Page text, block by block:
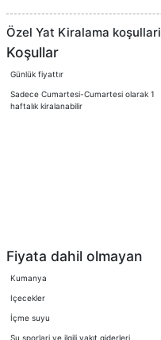
Özel Yat Kiralama koşullari
Koşullar
Günlük fiyattır
Sadece Cumartesi-Cumartesi olarak 1
haftalık kiralanabilir
Fiyata dahil olmayan
Kumanya
Içecekler
İçme suyu
Su sporlari ve ilgili yakıt giderleri